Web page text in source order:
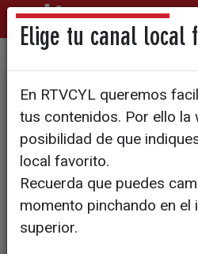
La ley de
mandatos que
político" de
Castilla y León
La normativa
ocho años la
Elige tu canal local
En RTVCYL queremos
tus contenidos. Por ello la
posibilidad de que
local favorito.
Recuerda que puedes
momento pinchando en el
superior.